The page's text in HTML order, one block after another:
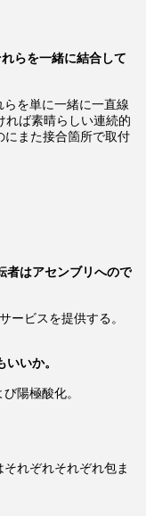
らを一緒に結合して
を単に一緒に一直線
れば素晴らしい連続的
にまた接合箇所で取付
者はアセンブリへので
ービスを提供する。
いか。
陽極酸化。
れぞれそれぞれ包ま